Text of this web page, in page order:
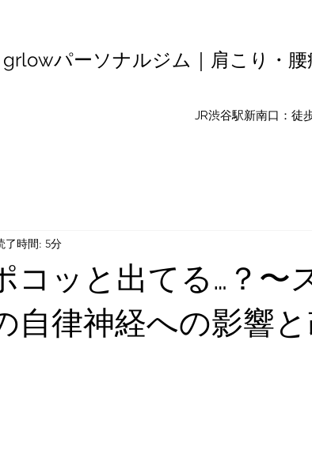
パーソナルジム｜肩こり・
​JR渋谷駅新南口：
コッと出てる…？〜
自律神経への影響
了時間: 5分